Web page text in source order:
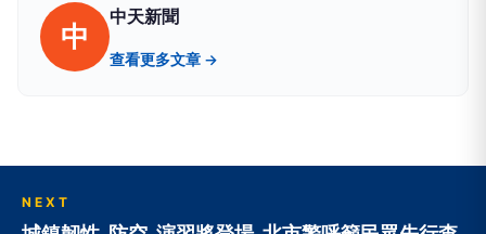
中
中天新聞
查看更多文章 →
NEXT